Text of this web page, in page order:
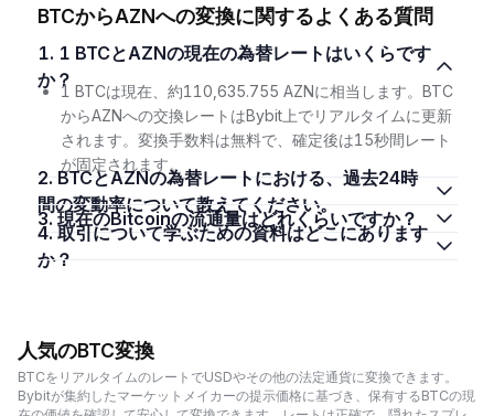
BTCからAZNへの変換に関するよくある質問
1. 1 BTCとAZNの現在の為替レートはいくらです
か？
1 BTCは現在、約110,635.755 AZNに相当します。BTC
からAZNへの交換レートはBybit上でリアルタイムに更新
されます。変換手数料は無料で、確定後は15秒間レート
が固定されます。
2. BTCとAZNの為替レートにおける、過去24時
間の変動率について教えてください。
3. 現在のBitcoinの流通量はどれくらいですか？
4. 取引について学ぶための資料はどこにあります
か？
人気のBTC変換
BTCをリアルタイムのレートでUSDやその他の法定通貨に変換できます。
Bybitが集約したマーケットメイカーの提示価格に基づき、保有するBTCの現